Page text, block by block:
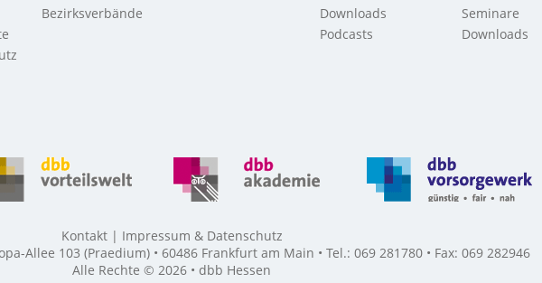
Bezirksverbände
Downloads
Podcasts
Seminare
Downloads
Kontakt
Impressum & Datenschutz
Allee 103 (Praedium) • 60486 Frankfurt am Main • Tel.: 069 281780 • Fax: 069 282946
Alle Rechte © 2026 • dbb Hessen